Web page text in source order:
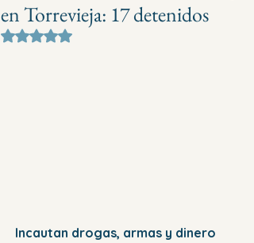
en Torrevieja: 17 detenidos
Obtuvo NaN de 5 estrellas.
Incautan drogas, armas y dinero